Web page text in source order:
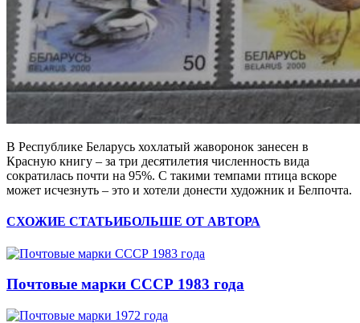
В Республике Беларусь хохлатый жаворонок занесен в
Красную книгу – за три десятилетия численность вида
сократилась почти на 95%. С такими темпами птица вскоре
может исчезнуть – это и хотели донести художник и Белпочта.
СХОЖИЕ СТАТЬИБОЛЬШЕ ОТ АВТОРА
Почтовые марки СССР 1983 года